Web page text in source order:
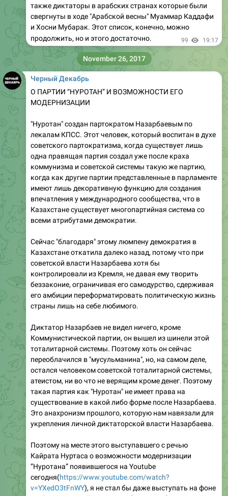
также диктаторы в арабских странах которые были
свергнуты в ходе "Арабской весны" Муаммар Каддафи
и Хосни Мубарак. Этот список, конечно, можно
продолжить, но и этого достаточно.
99 19:17
Черный Декабрь
О ПАРТИИ “НУРОТАН” И ВОЗМОЖНОСТИ ЕГО
МОДЕРНИЗАЦИИ
"Нуротан" создан партократом Назарбаевым по
лекалам КПСС. Этот человек, который воспитан в духе
советского партократизма, когда существует лишь
одна правящая партия создал уже после краха
коммунизма и советской системы такую же партию,
когда как другие партии представленные в парламенте
имеют лишь декоративную функцию для создания
впечатления у международного сообщества, что в
Казахстане существует многопартийная система со
всеми атрибутами демократии.
Сейчас "благодаря" этому люмпену демократия в
Казахстане откатила далеко назад, потому что при
советской власти Назарбаева хотя бы
контролировали из Кремля, не давая ему творить
беззаконие, ограничивая его самодурство, сдерживая
его амбиции переформатировать политическую жизнь
страны лишь на себе любимого.
Диктатор Назарбаев не видел ничего, кроме
Коммунистической партии, он вышел из шинели этой
тоталитарной системы. Поэтому хоть он сейчас
переоблачился в "мусульманина", но, на самом деле,
остался человеком советской тоталитарной системы,
атеистом, ни во что не верящим кроме денег. Поэтому
такая партия как "Нуротан" не имеет права на
существование в какой либо форме после Назарбаева.
Это анахронизм прошлого, которую нам навязали для
укрепления личной диктаторской власти Назарбаева.
Поэтому на месте этого выступавшего с речью
Кайрата Нуртаса о возможности модернизации
”Нуротана” появившегося на Youtube
сегодня(https://www.youtube.com/watch?
v=YXedO3tFnWY), я не стал бы даже выступать на фоне
November 26, 2017